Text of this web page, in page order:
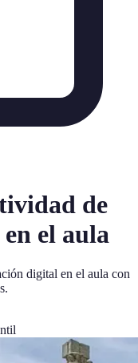
de
el aula
digital en el aula con